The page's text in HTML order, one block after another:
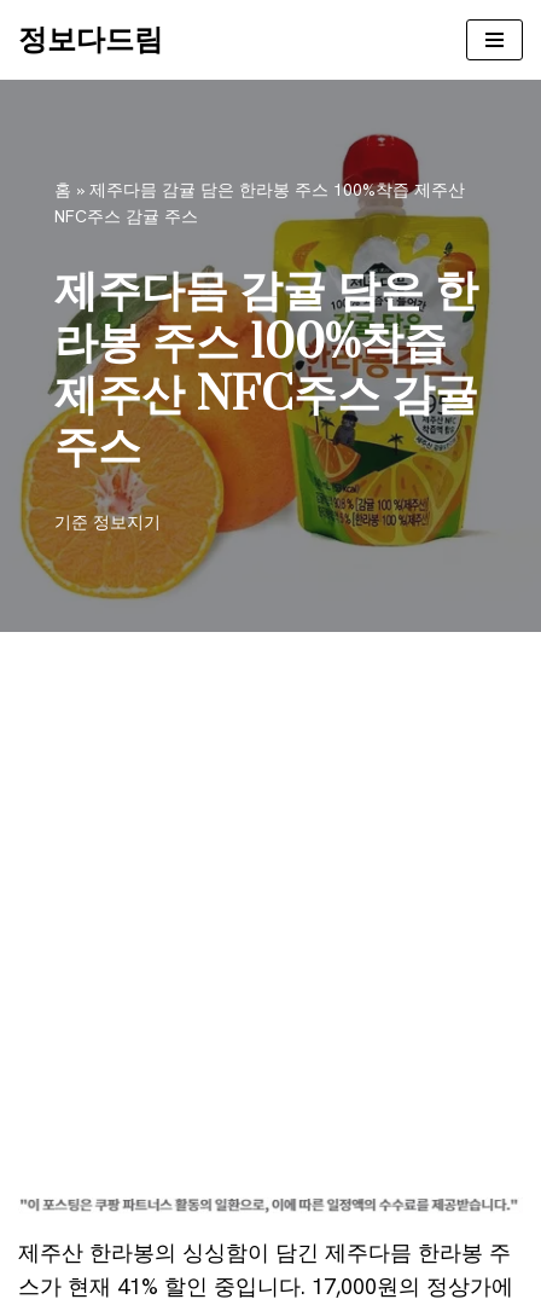
정보다드림
홈 » 제주다믐 감귤 담은 한라봉 주스 100%착즙 제주산
NFC주스 감귤 주스
제주다믐 감귤 담은 한
라봉 주스 100%착즙
제주산 NFC주스 감귤
주스
기준정보지기
제주산 한라봉의 싱싱함이 담긴 제주다믐 한라봉 주
스가 현재 41% 할인 중입니다. 17,000원의 정상가에